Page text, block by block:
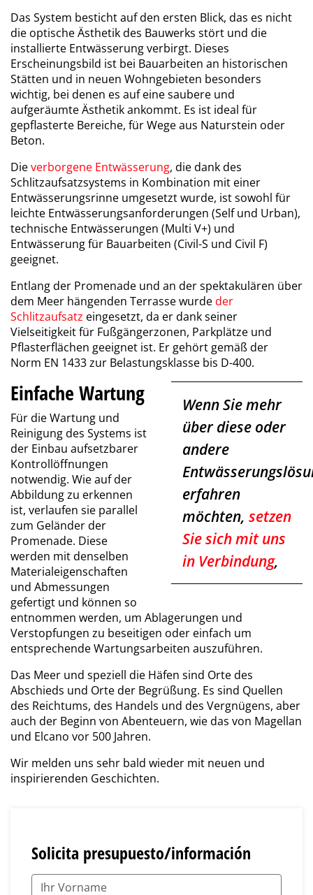
Das System besticht auf den ersten Blick, das es nicht
die optische Ästhetik des Bauwerks stört und die
installierte Entwässerung verbirgt. Dieses
Erscheinungsbild ist bei Bauarbeiten an historischen
Stätten und in neuen Wohngebieten besonders
wichtig, bei denen es auf eine saubere und
aufgeräumte Ästhetik ankommt. Es ist ideal für
gepflasterte Bereiche, für Wege aus Naturstein oder
Beton.
Dieverborgene Entwässerung, die dank des
Schlitzaufsatzsystems in Kombination mit einer
Entwässerungsrinne umgesetzt wurde, ist sowohl für
leichte Entwässerungsanforderungen (Self und Urban),
technische Entwässerungen (Multi V+) und
Entwässerung für Bauarbeiten (Civil-S und Civil F)
geeignet.
Entlang der Promenade und an der spektakulären über
dem Meer hängenden Terrasse wurdeder
Schlitzaufsatz eingesetzt, da er dank seiner
Vielseitigkeit für Fußgängerzonen, Parkplätze und
Pflasterflächen geeignet ist. Er gehört gemäß der
Norm EN 1433 zur Belastungsklasse bis D-400.
Wenn Sie mehr
über diese oder
andere
erfahren
möchten, setzen
Sie sich mit uns
in Verbindung,
Einfache Wartung
Für die Wartung und
Reinigung des Systems ist
der Einbau aufsetzbarer
Kontrollöffnungen
notwendig. Wie auf der
Abbildung zu erkennen
ist, verlaufen sie parallel
zum Geländer der
Promenade. Diese
werden mit denselben
Materialeigenschaften
und Abmessungen
gefertigt und können so
entnommen werden, um Ablagerungen und
Verstopfungen zu beseitigen oder einfach um
entsprechende Wartungsarbeiten auszuführen.
Das Meer und speziell die Häfen sind Orte des
Abschieds und Orte der Begrüßung. Es sind Quellen
des Reichtums, des Handels und des Vergnügens, aber
auch der Beginn von Abenteuern, wie das von Magellan
und Elcano vor 500 Jahren.
Wir melden uns sehr bald wieder mit neuen und
inspirierenden Geschichten.
Solicita presupuesto/información